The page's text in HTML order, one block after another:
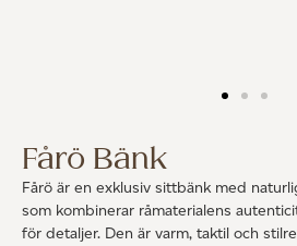
Fårö Bänk
Fårö är en exklusiv sittbänk med
som kombinerar råmaterialens
för detaljer. Den är varm, taktil och